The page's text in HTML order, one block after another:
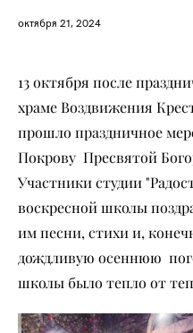
октября 21, 2024
13 октября после
храме Воздвижения
прошло праздничное
Покрову Пресвятой
Участники студии
воскресной школы
им песни, стихи и,
дождливую осеннюю
школы было тепло от